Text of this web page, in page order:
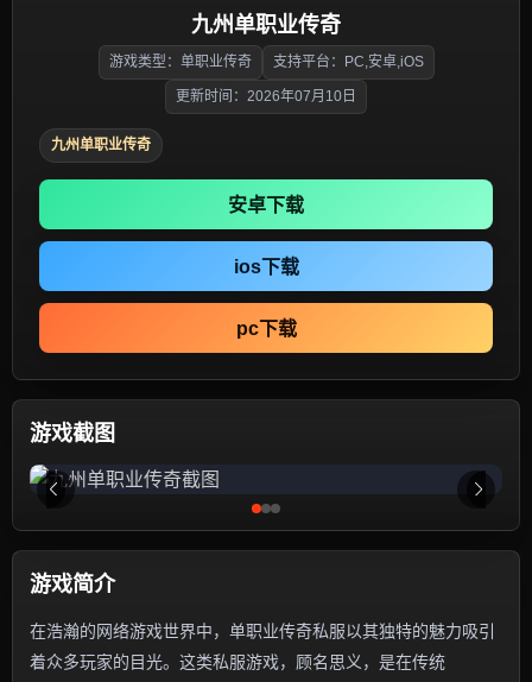
九州单职业传奇
游戏类型：单职业传奇 支持平台：PC,安卓,iOS
更新时间：2026年07月10日
九州单职业传奇
安卓下载
ios下载
pc下载
游戏截图
游戏简介
在浩瀚的网络游戏世界中，单职业传奇私服以其独特的魅力吸引
着众多玩家的目光。这类私服游戏，顾名思义，是在传统